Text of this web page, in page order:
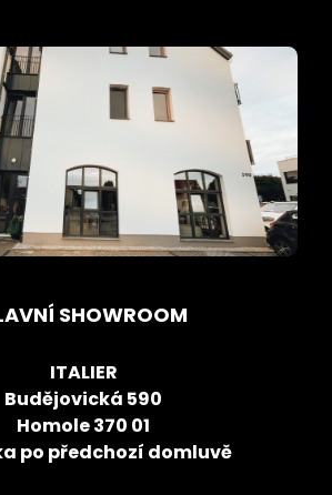
SHOWROOM
ITALIER
Budějovická 590
Homole 370 01
po předchozí domluvě